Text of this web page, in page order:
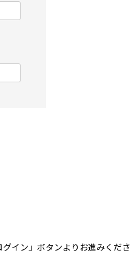
イン」ボタンよりお進みくださ